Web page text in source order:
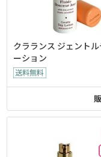
クラランス ジェント
ーション